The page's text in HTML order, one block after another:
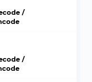
/
/